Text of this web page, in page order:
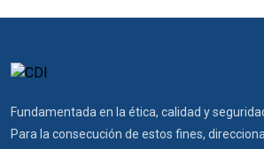
Fundamentada en la ética, calidad y
Para la consecución de estos fines,